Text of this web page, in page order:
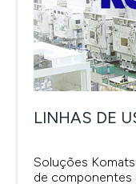
LINHAS DE
Soluções
de